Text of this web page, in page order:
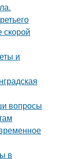
и
вопросы
в